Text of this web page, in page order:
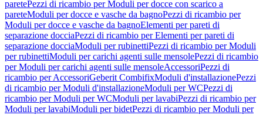
paretePezzi di ricambio per Moduli per docce con scarico a
pareteModuli per docce e vasche da bagnoPezzi di ricambio per
Moduli per docce e vasche da bagnoElementi per pareti di
separazione docciaPezzi di ricambio per Elementi per pareti di
separazione docciaModuli per rubinettiPezzi di ricambio per Moduli
per rubinettiModuli per carichi agenti sulle mensolePezzi di ricambio
per Moduli per carichi agenti sulle mensoleAccessoriPezzi di
ricambio per AccessoriGeberit CombifixModuli d'installazionePezzi
di ricambio per Moduli d'installazioneModuli per WCPezzi di
ricambio per Moduli per WCModuli per lavabiPezzi di ricambio per
Moduli per lavabiModuli per bidetPezzi di ricambio per Moduli per